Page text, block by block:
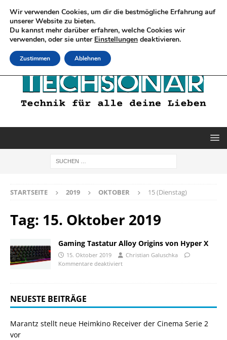
STARTSEITE 2019 OKTOBER 15 (Dienstag)
Tag: 15. Oktober 2019
Gaming Tastatur Alloy Origins von Hyper X
15. Oktober 2019
Christian Galuschka
Kommentare deaktiviert
NEUESTE BEITRÄGE
Marantz stellt neue Heimkino Receiver der Cinema Serie 2
vor
Wir verwenden Cookies, um dir die bestmögliche Erfahrung auf
unserer Website zu bieten.
Du kannst mehr darüber erfahren, welche Cookies wir
verwenden, oder sie unter Einstellungen deaktivieren.
Zustimmen Ablehnen